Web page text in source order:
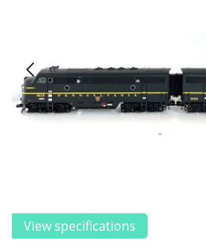
View specifications